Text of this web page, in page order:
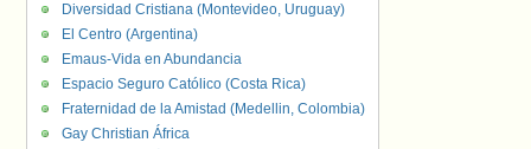
Diversidad Cristiana (Montevideo, Uruguay)
El Centro (Argentina)
Emaus-Vida en Abundancia
Espacio Seguro Católico (Costa Rica)
Fraternidad de la Amistad (Medellin, Colombia)
Gay Christian África